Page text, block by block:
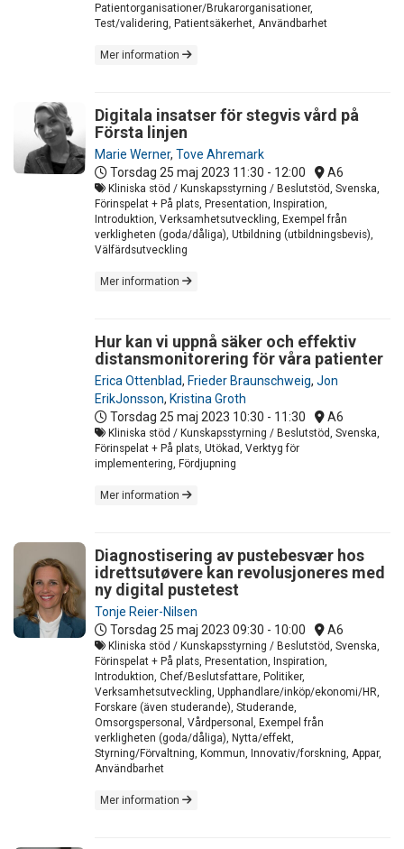
Patientorganisationer/Brukarorganisationer,
Test/validering, Patientsäkerhet, Användbarhet
Mer information
Digitala insatser för stegvis vård på
Första linjen
Marie Werner, Tove Ahremark
Torsdag 25 maj 2023 11:30 - 12:00 A6
Kliniska stöd / Kunskapsstyrning / Beslutstöd, Svenska,
Förinspelat + På plats, Presentation, Inspiration,
Introduktion, Verksamhetsutveckling, Exempel från
verkligheten (goda/dåliga), Utbildning (utbildningsbevis),
Välfärdsutveckling
Mer information
Hur kan vi uppnå säker och effektiv
distansmonitorering för våra patienter
Erica Ottenblad, Frieder Braunschweig, Jon
ErikJonsson, Kristina Groth
Torsdag 25 maj 2023 10:30 - 11:30 A6
Kliniska stöd / Kunskapsstyrning / Beslutstöd, Svenska,
Förinspelat + På plats, Utökad, Verktyg för
implementering, Fördjupning
Mer information
Diagnostisering av pustebesvær hos
idrettsutøvere kan revolusjoneres med
ny digital pustetest
Tonje Reier-Nilsen
Torsdag 25 maj 2023 09:30 - 10:00 A6
Kliniska stöd / Kunskapsstyrning / Beslutstöd, Svenska,
Förinspelat + På plats, Presentation, Inspiration,
Introduktion, Chef/Beslutsfattare, Politiker,
Verksamhetsutveckling, Upphandlare/inköp/ekonomi/HR,
Forskare (även studerande), Studerande,
Omsorgspersonal, Vårdpersonal, Exempel från
verkligheten (goda/dåliga), Nytta/effekt,
Styrning/Förvaltning, Kommun, Innovativ/forskning, Appar,
Användbarhet
Mer information